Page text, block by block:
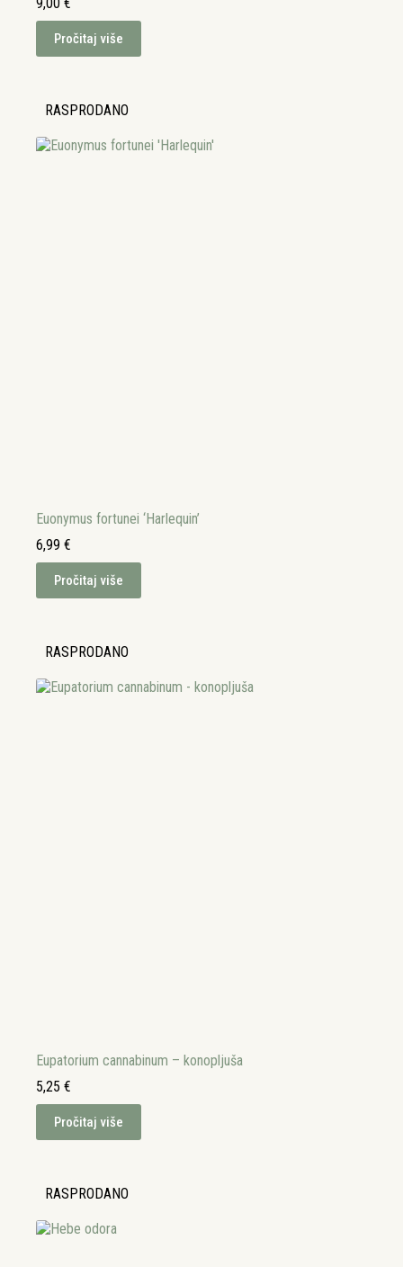
9,00 €
Pročitaj više
RASPRODANO
Euonymus fortunei ‘Harlequin’
6,99 €
Pročitaj više
RASPRODANO
Eupatorium cannabinum – konopljuša
5,25 €
Pročitaj više
RASPRODANO